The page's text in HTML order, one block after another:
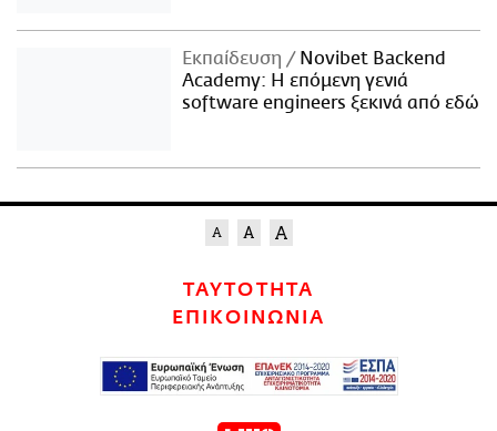
Εκπαίδευση
Novibet Backend
Academy: Η επόμενη γενιά
software engineers ξεκινά από εδώ
ΤΑΥΤΟΤΗΤΑ
ΕΠΙΚΟΙΝΩΝΙΑ